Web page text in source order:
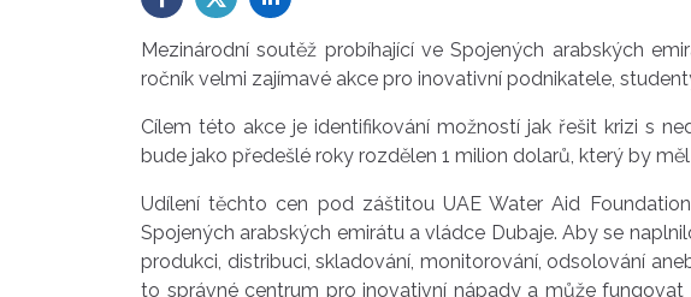
Mezinárodní soutěž probíhající ve Spojených arabských
ročník velmi zajímavé akce pro inovativní podnikatele,
Cílem této akce je identifikování možností jak řešit krizi s
bude jako předešlé roky rozdělen 1 milion dolarů, který by
Udílení těchto cen pod záštitou UAE Water Aid
Spojených arabských emirátu a vládce Dubaje. Aby se
produkci, distribuci, skladování, monitorování, odsolování
to správné centrum pro inovativní nápady a může